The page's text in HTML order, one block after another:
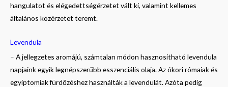
hangulatot és elégedettségérzetet vált ki, valamint kellemes
általános közérzetet teremt.
Levendula
– A jellegzetes aromájú, számtalan módon hasznosítható levendula
napjaink egyik legnépszerűbb esszenciális olaja. Az ókori rómaiak és
egyiptomiak fürdőzéshez használták a levendulát. Azóta pedig